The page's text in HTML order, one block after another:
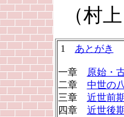
（村
1 あとがき
一章
原始・
二章 中世の
三章 近世前
四章 近世後